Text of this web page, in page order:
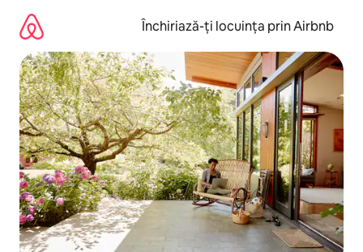
mergi
conținut
Închiriază-ți locuința prin Airbnb